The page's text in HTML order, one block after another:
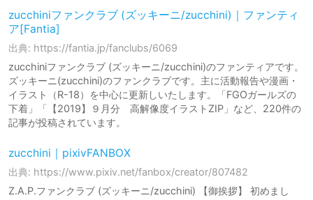
zucchiniファンクラブ (ズッキーニ/zucchini)｜ファンティ
ア[Fantia]
出典: https://fantia.jp/fanclubs/6069
zucchiniファンクラブ (ズッキーニ/zucchini)のファンティアです。
ズッキーニ(zucchini)のファンクラブです。主に活動報告や漫画・
イラスト（R-18）を中心に更新しいたします。「FGOガールズの
下着」「【2019】９月分 高解像度イラストZIP」など、220件の
記事が投稿されています。
zucchini｜pixivFANBOX
出典: https://www.pixiv.net/fanbox/creator/807482
Z.A.P.ファンクラブ (ズッキーニ/zucchini) 【御挨拶】 初めまし